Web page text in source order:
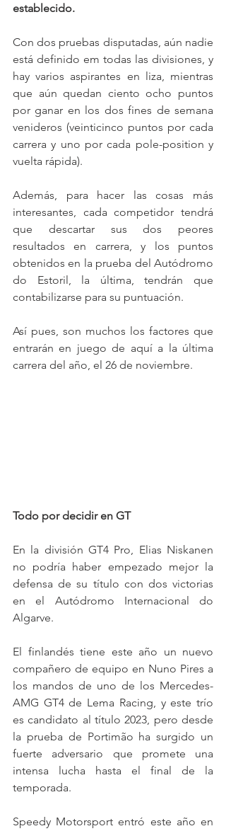
establecido.
Con dos pruebas disputadas, aún nadie
está definido em todas las divisiones, y
hay varios aspirantes en liza, mientras
que aún quedan ciento ocho puntos
por ganar en los dos fines de semana
venideros (veinticinco puntos por cada
carrera y uno por cada pole-position y
vuelta rápida).
Además, para hacer las cosas más
interesantes, cada competidor tendrá
que descartar sus dos peores
resultados en carrera, y los puntos
obtenidos en la prueba del Autódromo
do Estoril, la última, tendrán que
contabilizarse para su puntuación.
Así pues, son muchos los factores que
entrarán en juego de aquí a la última
carrera del año, el 26 de noviembre.
Todo por decidir en GT
En la división GT4 Pro, Elias Niskanen
no podría haber empezado mejor la
defensa de su título con dos victorias
en el Autódromo Internacional do
Algarve.
El finlandés tiene este año un nuevo
compañero de equipo en Nuno Pires a
los mandos de uno de los Mercedes-
AMG GT4 de Lema Racing, y este trío
es candidato al título 2023, pero desde
la prueba de Portimão ha surgido un
fuerte adversario que promete una
intensa lucha hasta el final de la
temporada.
Speedy Motorsport entró este año en